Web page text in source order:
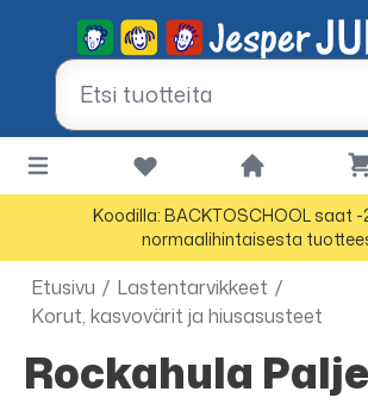
Koodilla: BACKTOSCHOOL saat -
normaalihintaisesta
Etusivu / Lastentarvikkeet /
Korut, kasvovärit ja hiusasusteet
Rockahula Paljetti